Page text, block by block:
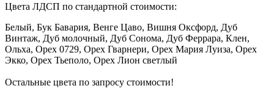
Цвета ЛДСП по стандартной стоимости:
Белый, Бук Бавария, Венге Цаво, Вишня Оксфорд, Дуб
Винтаж, Дуб молочный, Дуб Сонома, Дуб Феррара, Клен,
Ольха, Орех 0729, Орех Гварнери, Орех Мария Луиза, Орех
Экко, Орех Тьеполо, Орех Лион светлый
Остальные цвета по запросу стоимости!